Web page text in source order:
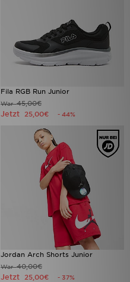
Fila RGB Run Junior
War45,00€
Jetzt 25,00€ - 44%
Jordan Arch Shorts Junior
War40,00€
Jetzt 25,00€ - 37%